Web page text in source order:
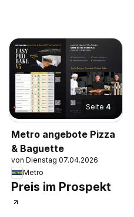
Seite 4
Metro angebote Pizza
& Baguette
von Dienstag 07.04.2026
Metro
Preis im Prospekt